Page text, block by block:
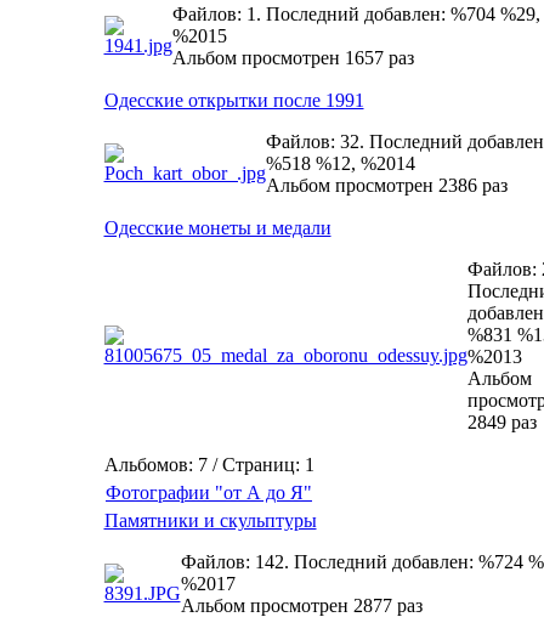
Файлов: 1. Последний добавлен: %704 %29,
%2015
Альбом просмотрен 1657 раз
Одесские открытки после 1991
Файлов: 32. Последний
%518 %12, %2014
Альбом просмотрен 2386 раз
Одесские монеты и медали
Файлов:
%831
%2013
Альбом
2849 раз
Альбомов: 7 / Страниц: 1
Фотографии "от А до Я"
Памятники и скульптуры
Файлов: 142. Последний добавлен: %724
%2017
Альбом просмотрен 2877 раз